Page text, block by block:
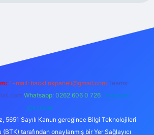
m elexbet
E-mail: backlinkpaneli@gmail.com Teams:
Whatsapp: 0262 606 0 726 Telegram:
@karabul
5651 Sayılı Kanun gereğince Bilgi Teknolojileri
tarafından onaylanmış bir Yer Sağlayıcı